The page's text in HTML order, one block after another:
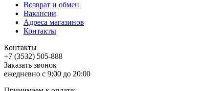
Возврат и обмен
Вакансии
Адреса магазинов
Контакты
Контакты
+7 (3532) 505-888
Заказать звонок
ежедневно с 9:00 до 20:00